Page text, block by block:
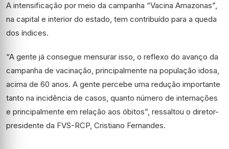
A intensificação por meio da campanha “Vacina Amazonas”,
na capital e interior do estado, tem contribuído para a queda
dos índices.
“A gente já consegue mensurar isso, o reflexo do avanço da
campanha de vacinação, principalmente na população idosa,
acima de 60 anos. A gente percebe uma redução importante
tanto na incidência de casos, quanto número de internações
e principalmente em relação aos óbitos”, ressaltou o diretor-
presidente da FVS-RCP, Cristiano Fernandes.